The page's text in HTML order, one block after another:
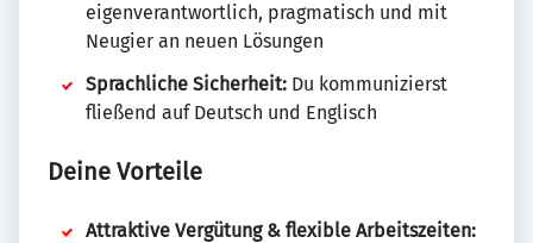
eigenverantwortlich, pragmatisch und mit
Neugier an neuen Lösungen
Sprachliche Sicherheit: Du kommunizierst
fließend auf Deutsch und Englisch
Deine Vorteile
Attraktive Vergütung & flexible Arbeitszeiten: